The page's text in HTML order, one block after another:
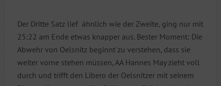
Der Dritte Satz lief ähnlich wie der Zweite, ging nur mit
25:22 am Ende etwas knapper aus. Bester Moment: Die
Abwehr von Oelsnitz beginnt´zu verstehen, dass sie
weiter vorne stehen müssen, AA Hannes May zieht voll
durch und trifft den Libero der Oelsnitzer mit seinem